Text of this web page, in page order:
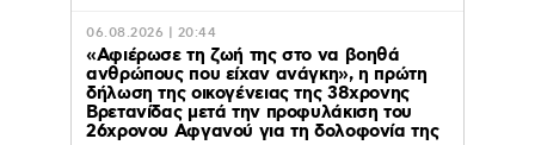
06.08.2026 | 20:44
«Αφιέρωσε τη ζωή της στο να βοηθά
ανθρώπους που είχαν ανάγκη», η πρώτη
δήλωση της οικογένειας της 38χρονης
Βρετανίδας μετά την προφυλάκιση του
26χρονου Αφγανού για τη δολοφονία της